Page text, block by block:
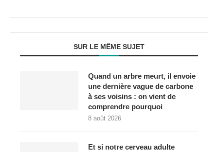
SUR LE MÊME SUJET
Quand un arbre meurt, il envoie
une dernière vague de carbone
à ses voisins : on vient de
comprendre pourquoi
8 août 2026
Et si notre cerveau adulte